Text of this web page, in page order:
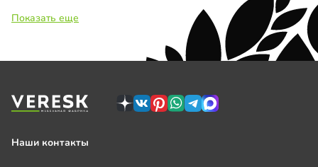
Показать еще
Наши контакты